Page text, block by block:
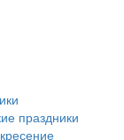
праздники